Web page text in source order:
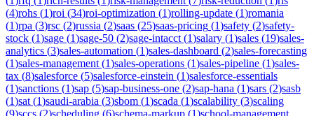
(4)rohs (1)roi (34)roi-optimization (1)rolling-update (1)romania
(1)rpa (3)rsc (2)russia (2)saas (25)saas-pricing (1)safety (2)safety-
stock (1)sage (1)sage-50 (2)sage-intacct (1)salary (1)sales (19)sales-
analytics (3)sales-automation (1)sales-dashboard (2)sales-forecasting
(1)sales-management (1)sales-operations (1)sales-pipeline (1)sales-
tax (8)salesforce (5)salesforce-einstein (1)salesforce-essentials
(1)sanctions (1)sap (5)sap-business-one (2)sap-hana (1)sars (2)sasb
(1)sat (1)saudi-arabia (3)sbom (1)scada (1)scalability (3)scaling
(9)sccs (2)scheduling (6)schema-markup (1)school-management